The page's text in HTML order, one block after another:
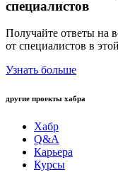
специалистов
Получайте ответы на
от специалистов в
Узнать больше
другие проекты хабра
Хабр
Q&A
Карьера
Курсы